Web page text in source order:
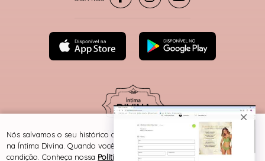
® TODOS DIREITOS RESERVADOS
Nós salvamos o seu histórico de uso pra oferecer a melhor experiência
na Íntima Divina. Quando você navega no nosso site, aceita esta
condição. Conheça nossa Política de Cookies e Privacidade.